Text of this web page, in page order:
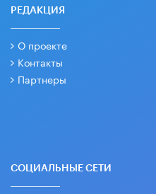
РЕДАКЦИЯ
О проекте
Контакты
Партнеры
СОЦИАЛЬНЫЕ СЕТИ